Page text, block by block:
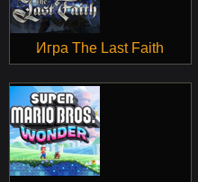
Игра The Last Faith